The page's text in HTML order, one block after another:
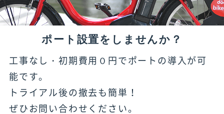
ポート設置をしませんか？
工事なし・初期費用０円でポートの導入が可
能です。
トライアル後の撤去も簡単！
ぜひお問い合わせください。